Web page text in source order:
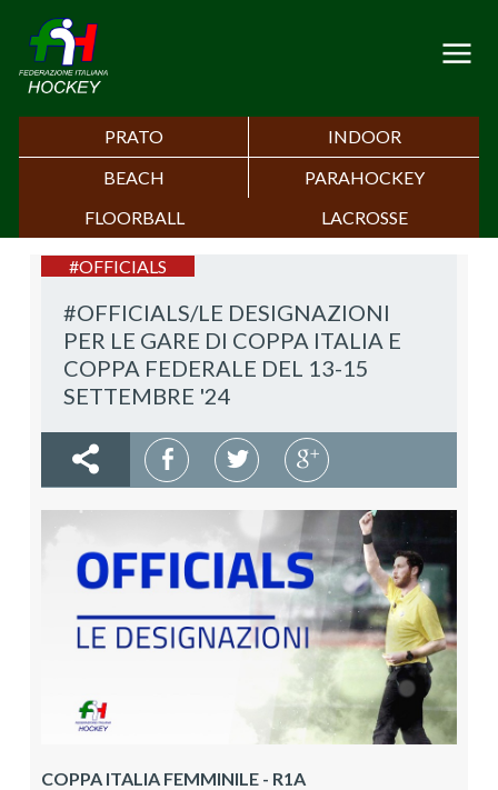
PRATO
INDOOR
BEACH
PARAHOCKEY
FLOORBALL
LACROSSE
#OFFICIALS/LE DESIGNAZIONI
PER LE GARE DI COPPA ITALIA E
COPPA FEDERALE DEL 13-15
SETTEMBRE '24
#OFFICIALS
COPPA ITALIA FEMMINILE - R1A